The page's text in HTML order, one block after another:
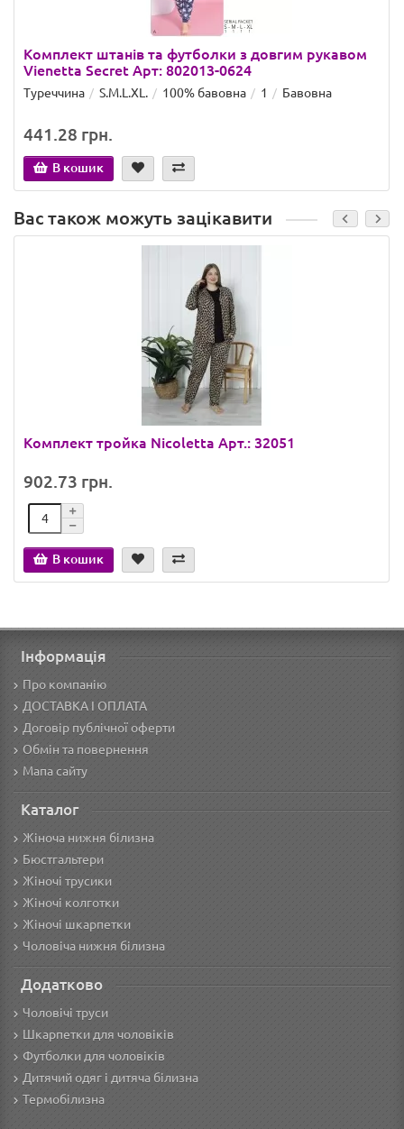
Комплект штанів та футболки з довгим рукавом
Vienetta Secret Арт: 802013-0624
Туреччина S.M.L.XL. 100% бавовна 1 Бавовна
441.28 грн.
В кошик
Вас також можуть зацікавити
Комплект тройка Nicoletta Арт.: 32051
902.73 грн.
В кошик
Інформація
Про компанію
ДОСТАВКА І ОПЛАТА
Договір публічної оферти
Обмін та повернення
Мапа сайту
Каталог
Жіноча нижня білизна
Бюстгальтери
Жіночі трусики
Жіночі колготки
Жіночі шкарпетки
Чоловіча нижня білизна
Додатково
Чоловічі труси
Шкарпетки для чоловіків
Футболки для чоловіків
Дитячий одяг і дитяча білизна
Термобілизна